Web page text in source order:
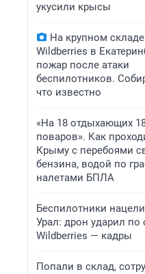
укусили крысы
На крупном складе
Wildberries в
пожар после атаки
беспилотников.
что известно
«На 18 отдыхающих
поваров». Как
Крыму с перебоями
бензина, водой по
налетами БПЛА
Беспилотники
Урал: дрон ударил по
Wildberries — кадры
Попали в склад,